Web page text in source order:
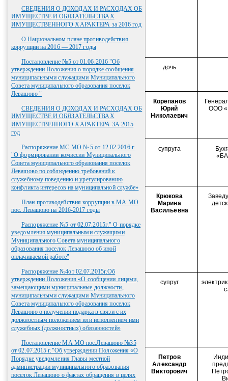
СВЕДЕНИЯ О ДОХОДАХ И РАСХОДАХ ОБ
ИМУЩЕСТВЕ И ОБЯЗАТЕЛЬСТВАХ
ИМУЩЕСТВЕННОГО ХАРАКТЕРА за 2016 год
О Национальном плане противодействия
коррупции на 2016 — 2017 годы
Постановление №5 от 01.06.2016 "Об
утверждении Положения о порядке сообщения
муниципальными служащими Муниципального
Совета муниципального образования поселок
Левашово "
СВЕДЕНИЯ О ДОХОДАХ И РАСХОДАХ ОБ
ИМУЩЕСТВЕ И ОБЯЗАТЕЛЬСТВАХ
ИМУЩЕСТВЕННОГО ХАРАКТЕРА ЗА 2015
год
Распоряжение МС МО № 5 от 12.02.2016 г.
"О формировании комиссии Муниципального
Совета муниципального образования поселок
Левашово по соблюдению требований к
служебному поведению и урегулированию
конфликта интересов на муниципальной службе»
План противодействия коррупции в МА МО
пос. Левашово на 2016-2017 годы
Распоряжение №5 от 02.07.2015г." О порядке
уведомления муниципальными служащими
Муниципального Совета муниципального
образования поселок Левашово об иной
оплачиваемой работе"
Распоряжение №4от 02.07.2015г.Об
утверждении Положения «О сообщении лицами,
замещающими муниципальные должности,
муниципальными служащими Муниципального
Совета муниципального образования поселок
Левашово о получении подарка в связи с их
должностным положением или исполнением ими
служебных (должностных) обязанностей»
Постановление МА МО пос.Левашово №35
от 02.07.2015 г."Об утверждении Положения «О
Порядке уведомления Главы местной
администрации муниципального образования
поселок Левашово о фактах обращения в целях
дочь
Корепанов
Юрий
Николаевич
ООО
супруга
Крюкова
Марина
Васильевна
супруг
Петров
Александр
Викторович